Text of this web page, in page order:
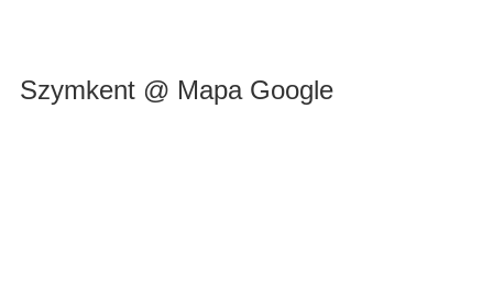
Szymkent @ Mapa Google